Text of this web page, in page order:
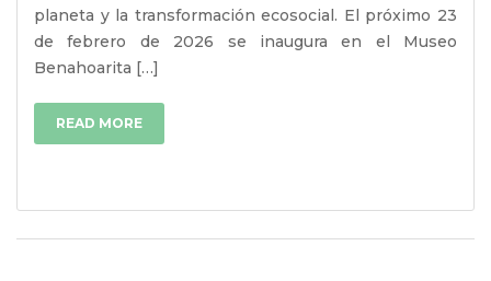
planeta y la transformación ecosocial. El próximo 23
de febrero de 2026 se inaugura en el Museo
Benahoarita […]
READ MORE